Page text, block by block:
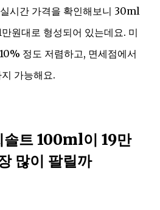
시간 가격을 확인해보니 30ml
원대로 형성되어 있는데요. 미
정도 저렴하고, 면세점에서
가능해요.
솔트 100ml이 19만
많이 팔릴까